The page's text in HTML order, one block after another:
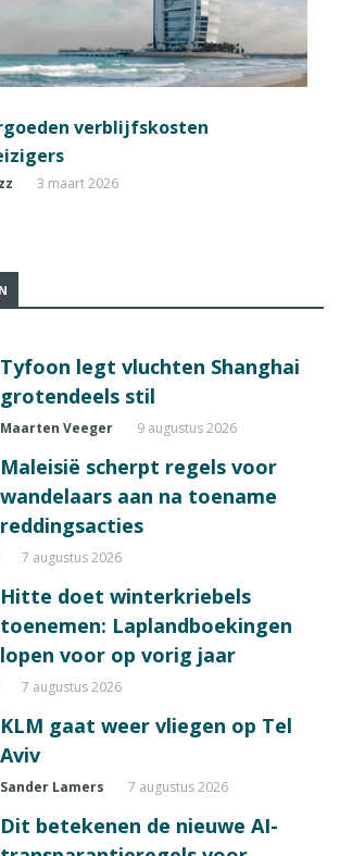
verblijfskosten
3 maart 2026
Tyfoon legt vluchten Shanghai
grotendeels stil
Maarten Veeger 9 augustus 2026
Maleisië scherpt regels voor
wandelaars aan na toename
reddingsacties
7 augustus 2026
Hitte doet winterkriebels
toenemen: Laplandboekingen
lopen voor op vorig jaar
7 augustus 2026
KLM gaat weer vliegen op Tel
Aviv
Sander Lamers 7 augustus 2026
Dit betekenen de nieuwe AI-